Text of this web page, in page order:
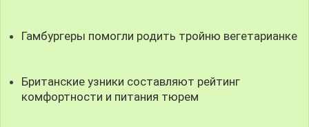
Гамбургеры помогли родить тройню вегетарианке
Британские узники составляют рейтинг
комфортности и питания тюрем